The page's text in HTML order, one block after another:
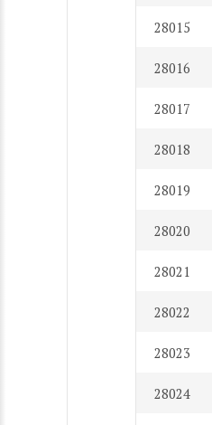
28015
28016
28017
28018
28019
28020
28021
28022
28023
28024